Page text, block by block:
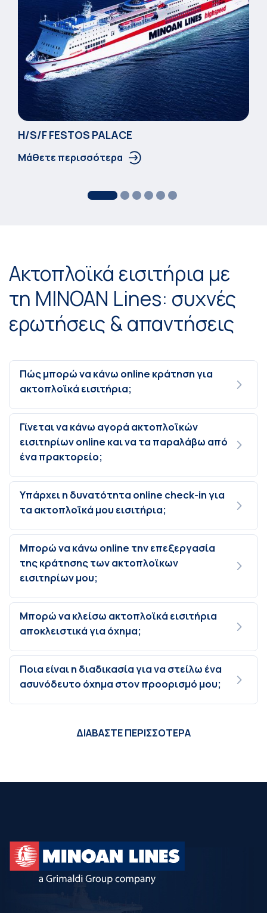
Η/S/F FESTOS PALACΕ
Μάθετε περισσότερα
Ακτοπλοϊκά εισιτήρια με
τη MINOAN Lines: συχνές
ερωτήσεις & απαντήσεις
Πώς μπορώ να κάνω online κράτηση για
ακτοπλοϊκά εισιτήρια;
Γίνεται να κάνω αγορά ακτοπλοϊκών
εισιτηρίων online και να τα παραλάβω από
ένα πρακτορείο;
Υπάρχει η δυνατότητα online check-in για
τα ακτοπλοϊκά μου εισιτήρια;
Μπορώ να κάνω online την επεξεργασία
της κράτησης των ακτοπλοϊκων
εισιτηρίων μου;
Μπορώ να κλείσω ακτοπλοϊκά εισιτήρια
αποκλειστικά για όχημα;
Ποια είναι η διαδικασία για να στείλω ένα
ασυνόδευτο όχημα στον προορισμό μου;
ΔΙΑΒΑΣΤΕ ΠΕΡΙΣΣΟΤΕΡΑ